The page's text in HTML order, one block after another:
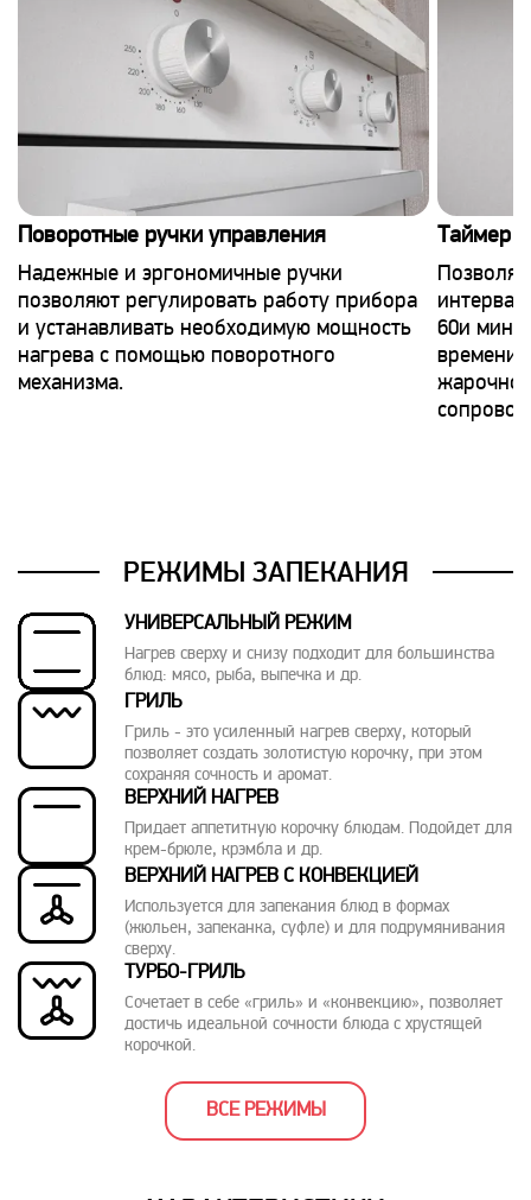
Поворотные ручки управления
Надежные и эргономичные ручки
позволяют регулировать работу прибора
и устанавливать необходимую мощность
нагрева с помощью поворотного
механизма.
Таймер
60и
времени
РЕЖИМЫ ЗАПЕКАНИЯ
УНИВЕРСАЛЬНЫЙ РЕЖИМ
Нагрев сверху и снизу подходит для большинства
блюд: мясо, рыба, выпечка и др.
ГРИЛЬ
Гриль - это усиленный нагрев сверху, который
позволяет создать золотистую корочку, при этом
сохраняя сочность и аромат.
ВЕРХНИЙ НАГРЕВ
Придает аппетитную корочку блюдам. Подойдет для
крем-брюле, крэмбла и др.
ВЕРХНИЙ НАГРЕВ С КОНВЕКЦИЕЙ
Используется для запекания блюд в формах
(жюльен, запеканка, суфле) и для подрумянивания
сверху.
ТУРБО-ГРИЛЬ
Сочетает в себе «гриль» и «конвекцию», позволяет
достичь идеальной сочности блюда с хрустящей
корочкой.
ВСЕ РЕЖИМЫ